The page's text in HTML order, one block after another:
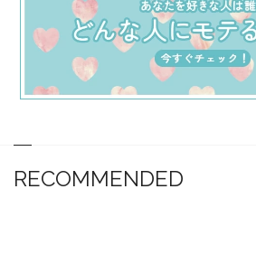
RECOMMENDED